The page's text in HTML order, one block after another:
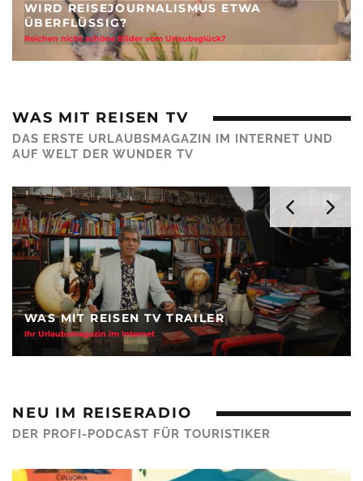
ERFURT – VERBORGENE SCHÄTZE UND
LEBENDIGE GESCHICHTE
Ein Film voller Begegnungen und unerwarteter Entdeckungen
WAS MIT REISEN TV
DAS ERSTE URLAUBSMAGAZIN IM INTERNET UND
AUF WELT DER WUNDER TV
HURRA! 25 SENDUNGEN WMR
Mein Reisemagazin auf Welt der Wunder TV
NEU IM REISERADIO
DER PROFI-PODCAST FÜR TOURISTIKER